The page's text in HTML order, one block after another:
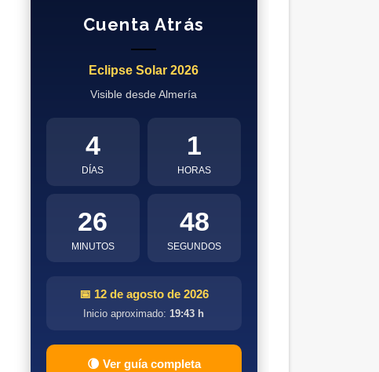
Cuenta Atrás
Eclipse Solar 2026
Visible desde Almería
4
DÍAS
1
HORAS
26
MINUTOS
47
SEGUNDOS
📅 12 de agosto de 2026
Inicio aproximado:19:43 h
🌘 Ver guía completa